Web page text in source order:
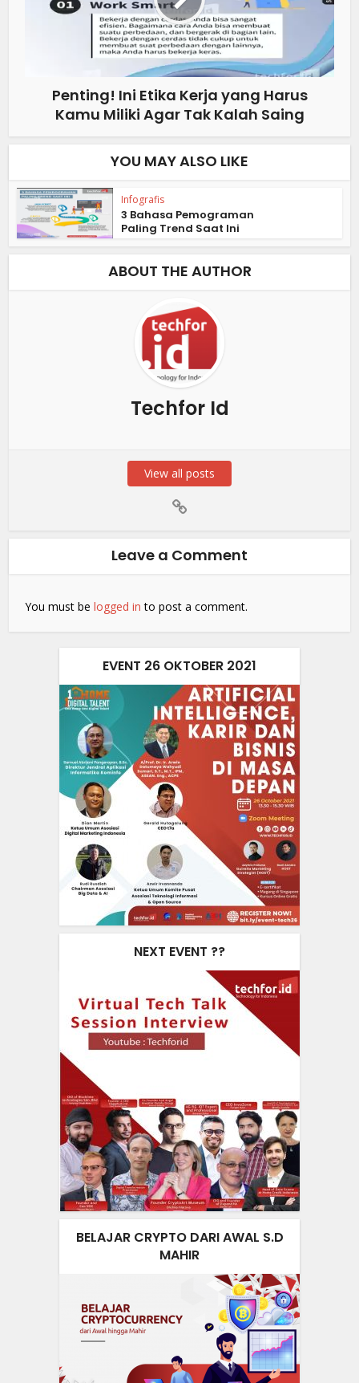
Penting! Ini Etika Kerja yang Harus
Kamu Miliki Agar Tak Kalah Saing
YOU MAY ALSO LIKE
Infografis
3 Bahasa Pemograman
Paling Trend Saat Ini
ABOUT THE AUTHOR
Techfor Id
View all posts
Leave a Comment
You must belogged in to post a comment.
EVENT 26 OKTOBER 2021
NEXT EVENT ??
BELAJAR CRYPTO DARI AWAL S.D
MAHIR